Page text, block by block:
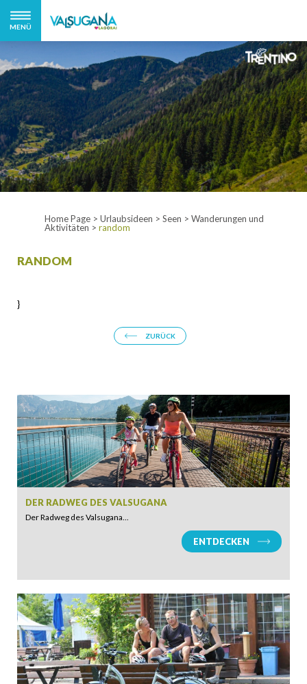
MENÜ
Home Page > Urlaubsideen > Seen > Wanderungen und
Aktivitäten > random
RANDOM
}
ZURÜCK
DER RADWEG DES VALSUGANA
Der Radweg des Valsugana...
ENTDECKEN